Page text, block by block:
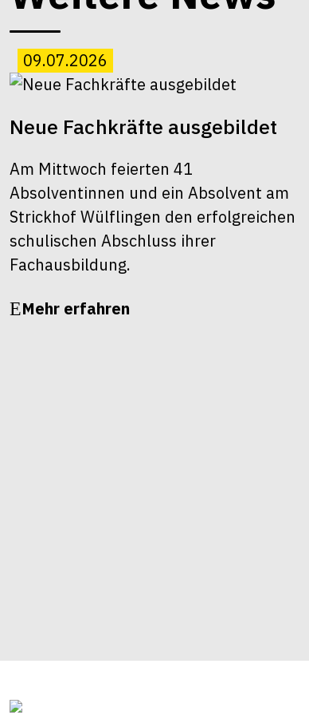
09.07.2026
Neue Fachkräfte ausgebildet
Am Mittwoch feierten 41
Absolventinnen und ein Absolvent am
Strickhof Wülflingen den erfolgreichen
schulischen Abschluss ihrer
Fachausbildung.
Mehr erfahren